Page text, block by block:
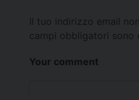
Il tuo indirizzo email
campi obbligatori sono
Your comment